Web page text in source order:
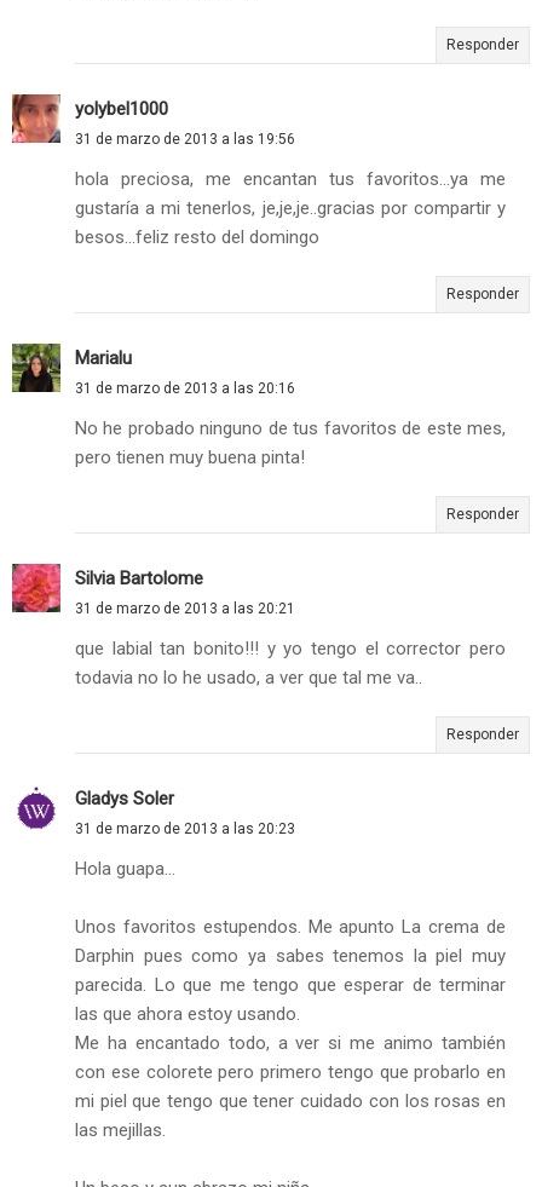
Responder
yolybel1000
31 de marzo de 2013 a las 19:56
hola preciosa, me encantan tus favoritos...ya me
gustaría a mi tenerlos, je,je,je..gracias por compartir y
besos...feliz resto del domingo
Responder
Marialu
31 de marzo de 2013 a las 20:16
No he probado ninguno de tus favoritos de este mes,
pero tienen muy buena pinta!
Responder
Silvia Bartolome
31 de marzo de 2013 a las 20:21
que labial tan bonito!!! y yo tengo el corrector pero
todavia no lo he usado, a ver que tal me va..
Responder
Gladys Soler
31 de marzo de 2013 a las 20:23
Hola guapa...
Unos favoritos estupendos. Me apunto La crema de
Darphin pues como ya sabes tenemos la piel muy
parecida. Lo que me tengo que esperar de terminar
las que ahora estoy usando.
Me ha encantado todo, a ver si me animo también
con ese colorete pero primero tengo que probarlo en
mi piel que tengo que tener cuidado con los rosas en
las mejillas.